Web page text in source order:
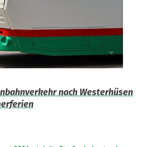
nach Westerhüsen